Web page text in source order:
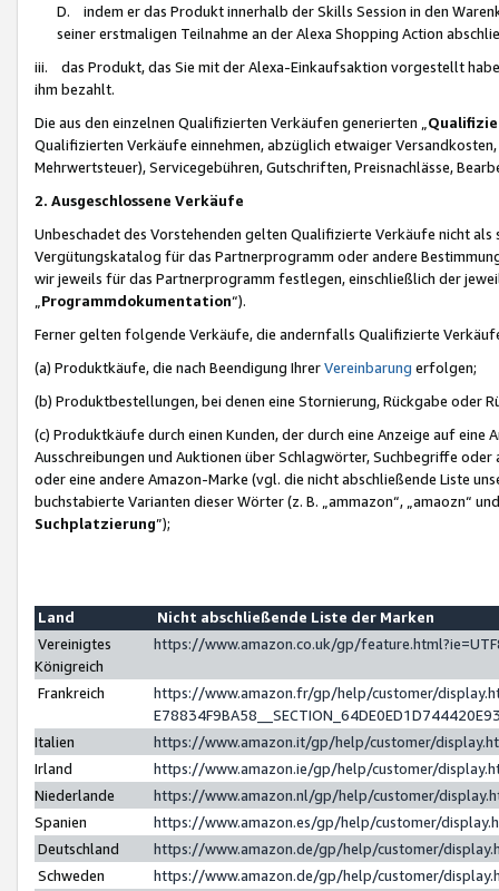
D. indem er das Produkt innerhalb der Skills Session in den
seiner erstmaligen Teilnahme an der Alexa Shopping Action
iii. das Produkt, das Sie mit der Alexa-Einkaufsaktion vorgestellt
ihm bezahlt.
Die aus den einzelnen Qualifizierten Verkäufen generierten „
Qualifizierten Verkäufe einnehmen, abzüglich etwaiger
Mehrwertsteuer), Servicegebühren, Gutschriften, Preisnachlässe,
2. Ausgeschlossene Verkäufe
Unbeschadet des Vorstehenden gelten Qualifizierte Verkäufe nicht
Vergütungskatalog für das Partnerprogramm oder andere
wir jeweils für das Partnerprogramm festlegen, einschließlich der
Programmdokumentation“).
Ferner gelten folgende Verkäufe, die andernfalls Qualifizierte
(a) Produktkäufe, die nach Beendigung IhrerVereinbarung erfolgen;
(b) Produktbestellungen, bei denen eine Stornierung, Rückgabe oder
(c) Produktkäufe durch einen Kunden, der durch eine Anzeige auf
Ausschreibungen und Auktionen über Schlagwörter, Suchbegriffe
oder eine andere Amazon-Marke (vgl. die nicht abschließende Liste
buchstabierte Varianten dieser Wörter (z. B. „ammazon“, „amaozn“
Suchplatzierung”);
Land
Nicht abschließende Liste der Marken
Vereinigtes
Königreich
https://www.amazon.co.uk/gp/
Frankreich
https://www.amazon.fr/gp/help/customer/
Italien
https://www.amazon.it/gp/help/customer/
Irland
https://www.amazon.ie/gp/help/customer/
Niederlande
https://www.amazon.nl/gp/help/customer/
Spanien
https://www.amazon.es/gp/help/customer/
Deutschland
https://www.amazon.de/gp/help/customer/
Schweden
https://www.amazon.de/gp/help/customer/